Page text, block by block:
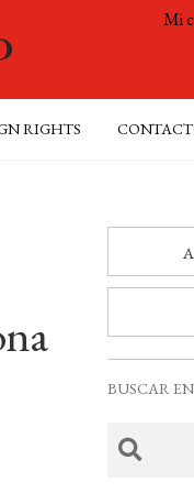
Mi
RIGHTS
BUSCAR